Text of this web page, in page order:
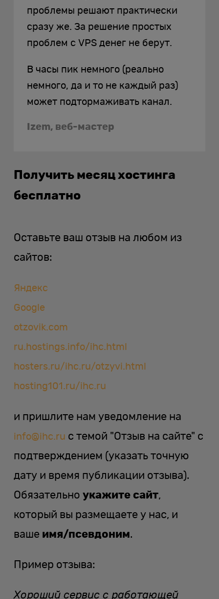
проблемы решают практически
сразу же. За решение простых
проблем с VPS денег не берут.
В часы пик немного (реально
немного, да и то не каждый раз)
может подтормаживать канал.
Izem, веб-мастер
Получить месяц хостинга
бесплатно
Оставьте ваш отзыв на любом из
сайтов:
Яндекс
Google
otzovik.com
ru.hostings.info/ihc.html
hosters.ru/ihc.ru/otzyvi.html
hosting101.ru/ihc.ru
и пришлите нам уведомление на
info@ihc.ru с темой "Отзыв на сайте" с
подтверждением (указать точную
дату и время публикации отзыва).
Обязательно укажите сайт,
который вы размещаете у нас, и
ваше имя/псевдоним.
Пример отзыва:
Хороший сервис с работающей